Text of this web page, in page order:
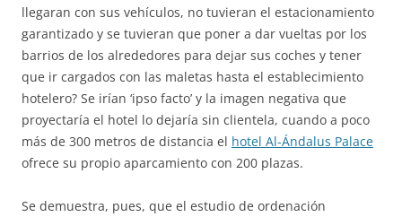
llegaran con sus vehículos, no tuvieran el estacionamiento
garantizado y se tuvieran que poner a dar vueltas por los
barrios de los alrededores para dejar sus coches y tener
que ir cargados con las maletas hasta el establecimiento
hotelero? Se irían ‘ipso facto’ y la imagen negativa que
proyectaría el hotel lo dejaría sin clientela, cuando a poco
más de 300 metros de distancia el hotel Al-Ándalus Palace
ofrece su propio aparcamiento con 200 plazas.
Se demuestra, pues, que el estudio de ordenación